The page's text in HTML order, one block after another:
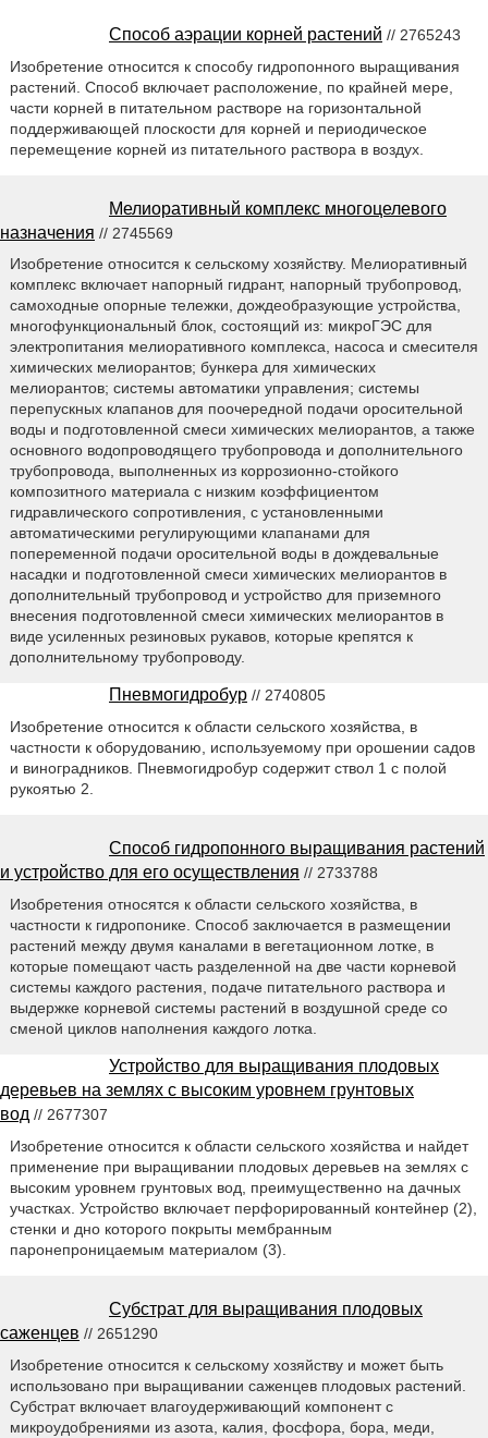
Способ аэрации корней растений // 2765243
Изобретение относится к способу гидропонного выращивания
растений. Способ включает расположение, по крайней мере,
части корней в питательном растворе на горизонтальной
поддерживающей плоскости для корней и периодическое
перемещение корней из питательного раствора в воздух.
Мелиоративный комплекс многоцелевого
назначения // 2745569
Изобретение относится к сельскому хозяйству. Мелиоративный
комплекс включает напорный гидрант, напорный трубопровод,
самоходные опорные тележки, дождеобразующие устройства,
многофункциональный блок, состоящий из: микроГЭС для
электропитания мелиоративного комплекса, насоса и смесителя
химических мелиорантов; бункера для химических
мелиорантов; системы автоматики управления; системы
перепускных клапанов для поочередной подачи оросительной
воды и подготовленной смеси химических мелиорантов, а также
основного водопроводящего трубопровода и дополнительного
трубопровода, выполненных из коррозионно-стойкого
композитного материала с низким коэффициентом
гидравлического сопротивления, с установленными
автоматическими регулирующими клапанами для
попеременной подачи оросительной воды в дождевальные
насадки и подготовленной смеси химических мелиорантов в
дополнительный трубопровод и устройство для приземного
внесения подготовленной смеси химических мелиорантов в
виде усиленных резиновых рукавов, которые крепятся к
дополнительному трубопроводу.
Пневмогидробур // 2740805
Изобретение относится к области сельского хозяйства, в
частности к оборудованию, используемому при орошении садов
и виноградников. Пневмогидробур содержит ствол 1 с полой
рукоятью 2.
Способ гидропонного выращивания растений
и устройство для его осуществления // 2733788
Изобретения относятся к области сельского хозяйства, в
частности к гидропонике. Способ заключается в размещении
растений между двумя каналами в вегетационном лотке, в
которые помещают часть разделенной на две части корневой
системы каждого растения, подаче питательного раствора и
выдержке корневой системы растений в воздушной среде со
сменой циклов наполнения каждого лотка.
Устройство для выращивания плодовых
деревьев на землях с высоким уровнем грунтовых
вод // 2677307
Изобретение относится к области сельского хозяйства и найдет
применение при выращивании плодовых деревьев на землях с
высоким уровнем грунтовых вод, преимущественно на дачных
участках. Устройство включает перфорированный контейнер (2),
стенки и дно которого покрыты мембранным
паронепроницаемым материалом (3).
Субстрат для выращивания плодовых
саженцев // 2651290
Изобретение относится к сельскому хозяйству и может быть
использовано при выращивании саженцев плодовых растений.
Субстрат включает влагоудерживающий компонент с
микроудобрениями из азота, калия, фосфора, бора, меди,